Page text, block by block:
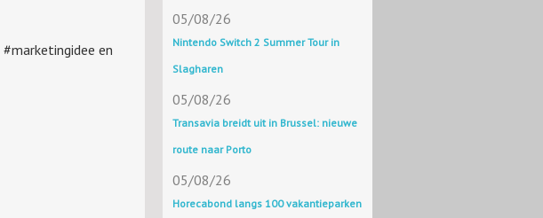
en
05/08/26
Nintendo Switch 2 Summer Tour in
Slagharen
05/08/26
Transavia breidt uit in Brussel: nieuwe
route naar Porto
05/08/26
Horecabond langs 100 vakantieparken